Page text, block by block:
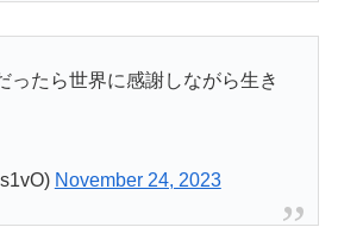
ったら世界に感謝しながら生き
November 24, 2023